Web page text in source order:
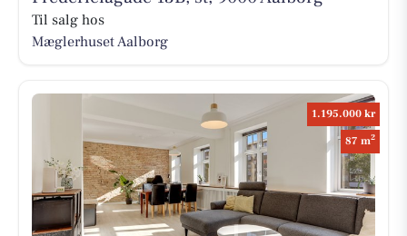
Til salg hos
Mæglerhuset Aalborg
1.195.000 kr
87 m2